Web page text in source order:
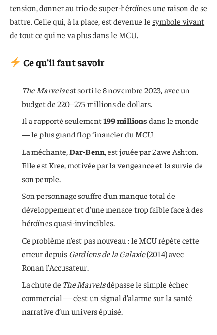
tension, donner au trio de super-héroïnes une raison de se
battre. Celle qui, à la place, est devenue le symbole vivant
de tout ce qui ne va plus dans le MCU.
Ce qu’il faut savoir
The Marvelsest sorti le 8 novembre 2023, avec un
budget de 220–275 millions de dollars.
Il a rapporté seulement199 millionsdans le monde
— le plus grand flop financier du MCU.
La méchante,Dar-Benn, est jouée par Zawe Ashton.
Elle est Kree, motivée par la vengeance et la survie de
son peuple.
Son personnage souffre d’un manque total de
développement et d’une menace trop faible face à des
héroïnes quasi-invincibles.
Ce problème n’est pas nouveau : le MCU répète cette
erreur depuisGardiens de la Galaxie(2014) avec
Ronan l’Accusateur.
La chute de The Marvelsdépasse le simple échec
commercial — c’est un signal d’alarme sur la santé
narrative d’un univers épuisé.